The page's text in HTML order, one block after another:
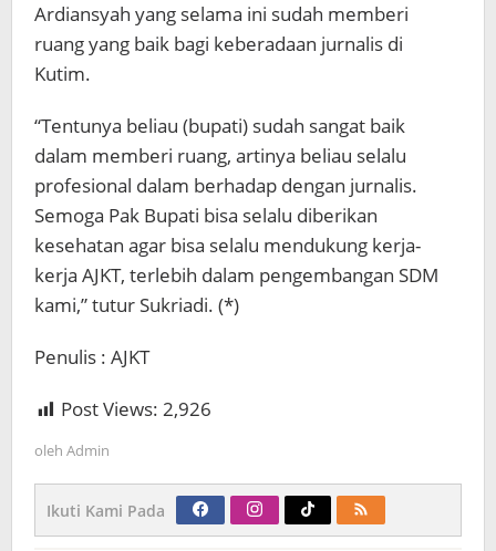
Ardiansyah yang selama ini sudah memberi
ruang yang baik bagi keberadaan jurnalis di
Kutim.
“Tentunya beliau (bupati) sudah sangat baik
dalam memberi ruang, artinya beliau selalu
profesional dalam berhadap dengan jurnalis.
Semoga Pak Bupati bisa selalu diberikan
kesehatan agar bisa selalu mendukung kerja-
kerja AJKT, terlebih dalam pengembangan SDM
kami,” tutur Sukriadi. (*)
Penulis : AJKT
Post Views: 2,926
oleh Admin
Ikuti Kami Pada